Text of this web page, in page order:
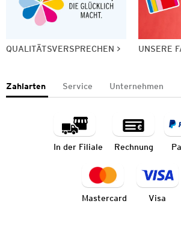
QUALITÄTSVERSPRECHEN UNSERE
Zahlarten Service Unternehmen
In der Filiale Rechnung
Mastercard Visa